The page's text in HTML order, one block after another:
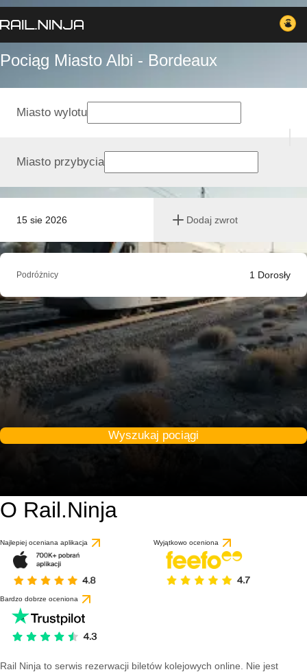
Pociąg Miasto Albi - Bordeaux
15 sie 2026 Dodaj zwrot
Miasto wylotu
Miasto przybycia
Podróżnicy 1 Dorosły
Wyszukaj pociągi
O Rail.Ninja
Najlepiej oceniana aplikacja Wyjątkowo oceniona
Bardzo dobrze oceniona
Rail Ninja to serwis rezerwacji biletów kolejowych online. Nie jest